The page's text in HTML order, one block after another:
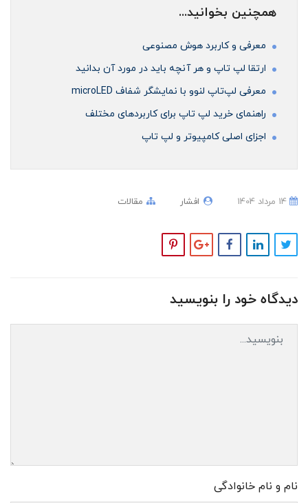
همچنین بخوانید...
معرفی و کاربرد هوش مصنوعی
ارتقا لپ تاپ و هر آنچه باید در مورد آن بدانید
معرفی لپ‌تاپ لنوو با نمایشگر شفاف microLED
راهنمای خرید لپ تاپ برای کاربردهای مختلف
اجزای اصلی کامپیوتر و لپ تاپ
افشار مقالات
دیدگاه خود را بنویسید
نام و نام خانوادگی